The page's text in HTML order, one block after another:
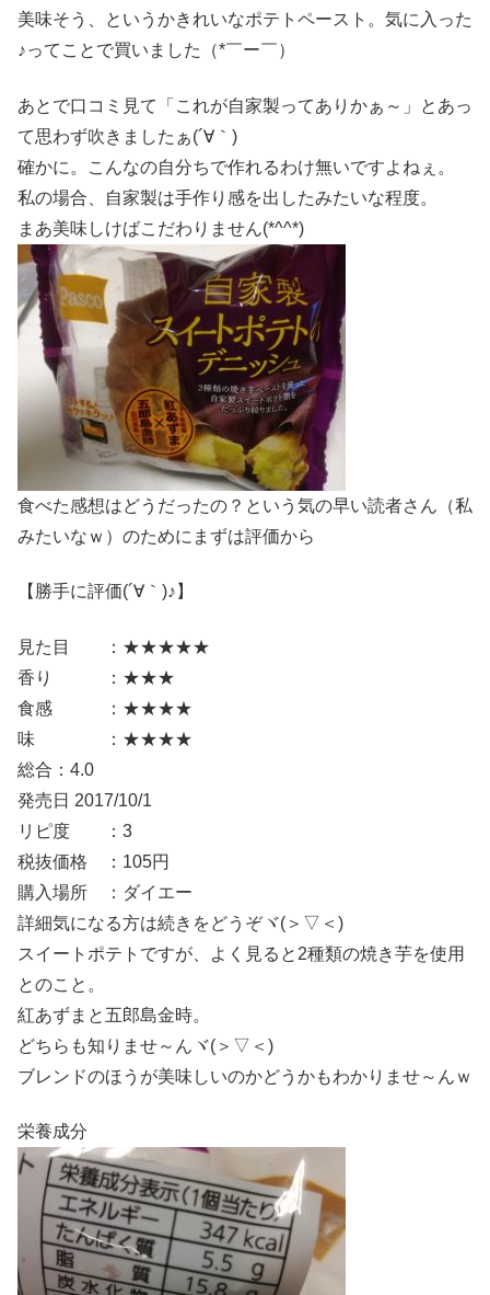
美味そう、というかきれいなポテトペースト。気に入った
♪ってことで買いました（*￣ー￣）
あとで口コミ見て「これが自家製ってありかぁ～」とあっ
て思わず吹きましたぁ(´∀｀)
確かに。こんなの自分ちで作れるわけ無いですよねぇ。
私の場合、自家製は手作り感を出したみたいな程度。
まあ美味しけばこだわりません(*^^*)
食べた感想はどうだったの？という気の早い読者さん（私
みたいなｗ）のためにまずは評価から
【勝手に評価(´∀｀)♪】
見た目 ：★★★★★
香り ：★★★
食感 ：★★★★
味 ：★★★★
総合：4.0
発売日 2017/10/1
リピ度 ：3
税抜価格 ：105円
購入場所 ：ダイエー
詳細気になる方は続きをどうぞヾ(＞▽＜)
スイートポテトですが、よく見ると2種類の焼き芋を使用
とのこと。
紅あずまと五郎島金時。
どちらも知りませ～んヾ(＞▽＜)
ブレンドのほうが美味しいのかどうかもわかりませ～んｗ
栄養成分